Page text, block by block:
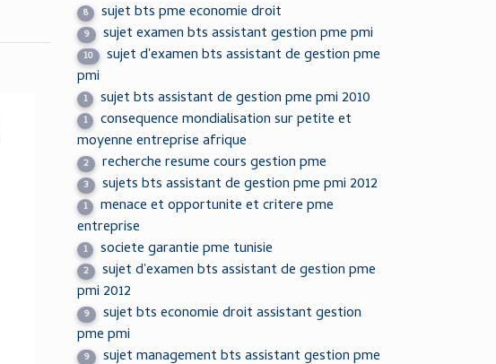
8 sujet bts pme economie droit
9 sujet examen bts assistant gestion pme pmi
10
sujet d'examen bts assistant de gestion pme
pmi
1 sujet bts assistant de gestion pme pmi 2010
1
consequence mondialisation sur petite et
moyenne entreprise afrique
2 recherche resume cours gestion pme
3 sujets bts assistant de gestion pme pmi 2012
1
menace et opportunite et critere pme
entreprise
1 societe garantie pme tunisie
2
sujet d'examen bts assistant de gestion pme
pmi 2012
9
sujet bts economie droit assistant gestion
pme pmi
9
sujet management bts assistant gestion pme